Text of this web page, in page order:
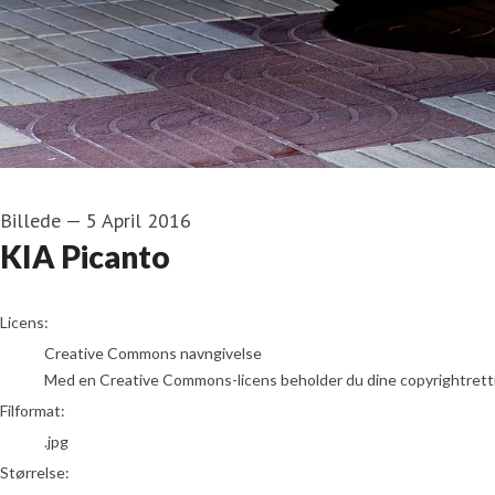
Billede — 5 April 2016
KIA Picanto
go to media item
Licens:
Creative Commons navngivelse
Med en Creative Commons-licens beholder du dine
Filformat:
.jpg
Størrelse: